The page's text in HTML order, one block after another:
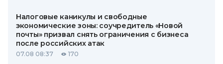
Налоговые каникулы и свободные
экономические зоны: соучредитель «Новой
почты» призвал снять ограничения с бизнеса
после российских атак
07.08 08:37 170